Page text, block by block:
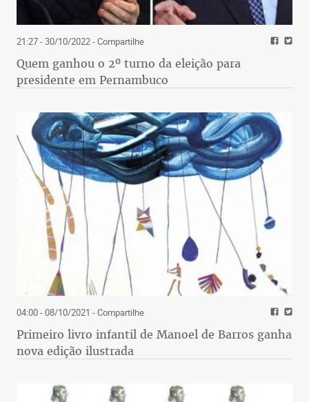
21:27 - 30/10/2022- Compartilhe
Quem ganhou o 2º turno da eleição para
presidente em Pernambuco
04:00 - 08/10/2021 - Compartilhe
Primeiro livro infantil de Manoel de Barros ganha
nova edição ilustrada